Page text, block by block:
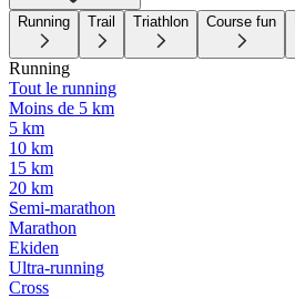
Running Trail Triathlon Course fun
Running
Tout le running
Moins de 5 km
5 km
10 km
15 km
20 km
Semi-marathon
Marathon
Ekiden
Ultra-running
Cross